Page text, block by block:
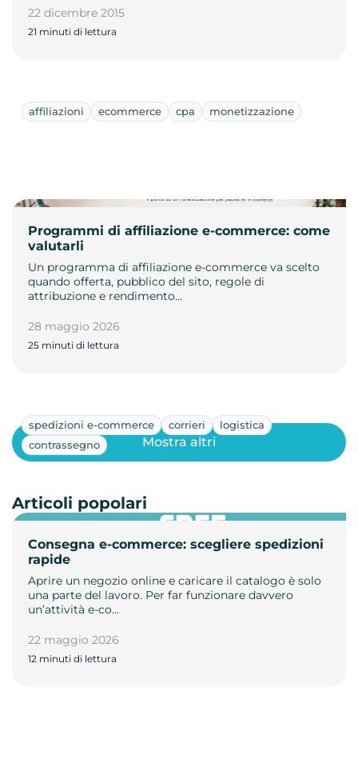
22 dicembre 2015
21 minuti di lettura
affiliazioni ecommerce cpa monetizzazione
Programmi di affiliazione e-commerce: come
valutarli
Un programma di affiliazione e-commerce va scelto
quando offerta, pubblico del sito, regole di
attribuzione e rendimento…
28 maggio 2026
25 minuti di lettura
spedizioni e-commerce corrieri
logistica
contrassegno
Consegna e-commerce: scegliere spedizioni
rapide
Aprire un negozio online e caricare il catalogo è solo
una parte del lavoro. Per far funzionare davvero
un’attività e-co…
22 maggio 2026
12 minuti di lettura
Mostra altri
Articoli popolari